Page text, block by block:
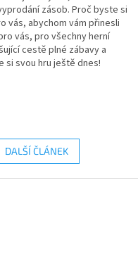
zásob. Proč byste si
vás, abychom vám přinesli
vás, pro všechny herní
cestě plné zábavy a
si svou hru ještě dnes!
DALŠÍ ČLÁNEK